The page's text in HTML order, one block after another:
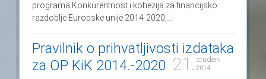
programa Konkurentnost i kohezija za financijsko
razdoblje Europske unije 2014-2020,...
21. studeni
2014.
Pravilnik o prihvatljivosti izdataka
za OP KiK 2014.-2020